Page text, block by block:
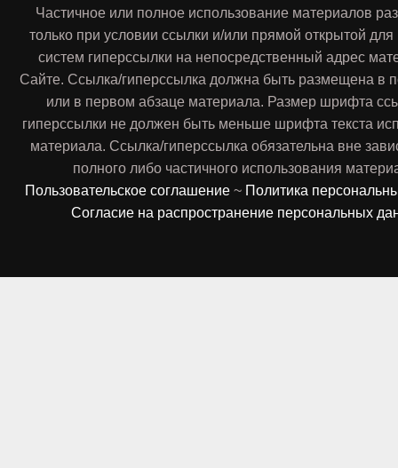
Частичное или полное использование материалов
только при условии ссылки и/или прямой открытой
систем гиперссылки на непосредственный адрес
Сайте. Ссылка/гиперссылка должна быть размещена в
или в первом абзаце материала. Размер шрифта
гиперссылки не должен быть меньше шрифта текста
материала. Ссылка/гиперссылка обязательна вне
полного либо частичного использования
Пользовательское соглашение ~ Политика
Согласие на распространение персональных